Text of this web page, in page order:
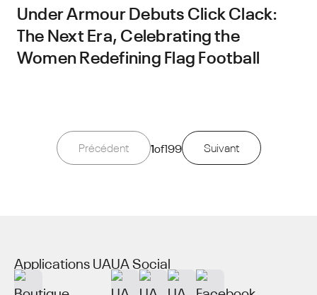
Under Armour Debuts Click Clack:
The Next Era, Celebrating the
Women Redefining Flag Football
Précédent 1of199 Suivant
Applications UAUA Social